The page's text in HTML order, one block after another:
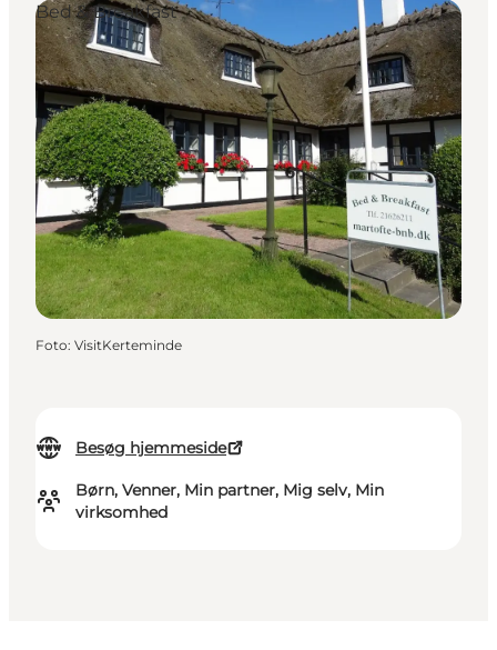
Sommerbus
Besøg hjemmeside
Børn, Venner, Min partner, Mig selv, Min
virksomhed
Bed & Breakfast
Foto: VisitKerteminde